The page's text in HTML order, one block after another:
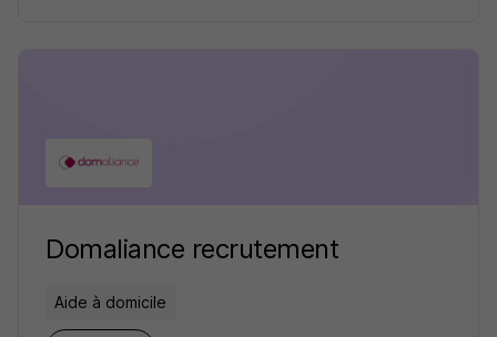
Domaliance recrutement
Aide à domicile